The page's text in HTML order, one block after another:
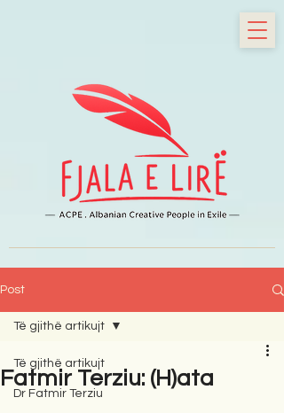
Post
Të gjithë artikujt
Dr Fatmir Terziu
Të gjithë artikujt
Fatmir Terziu: (H)ata